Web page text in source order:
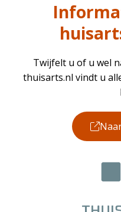
Twijfelt u of u wel
thuisarts.nl vindt u